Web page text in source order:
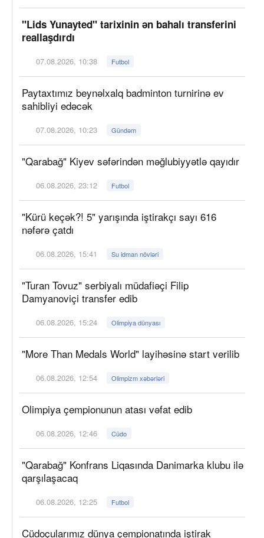
"Lids Yunayted" tarixinin ən bahalı transferini
reallaşdırdı
07.08.2026, 10:38 Futbol
Paytaxtımız beynəlxalq badminton turnirinə ev
sahibliyi edəcək
07.08.2026, 10:23 Gündəm
"Qarabağ" Kiyev səfərindən məğlubiyyətlə qayıdır
06.08.2026, 23:12 Futbol
"Kürü keçək?! 5" yarışında iştirakçı sayı 616
nəfərə çatdı
06.08.2026, 15:41 Su idman növləri
"Turan Tovuz" serbiyalı müdafiəçi Filip
Damyanoviçi transfer edib
06.08.2026, 15:24 Olimpiya dünyası
"More Than Medals World" layihəsinə start verilib
06.08.2026, 12:54 Olimpizm xəbərləri
Olimpiya çempionunun atası vəfat edib
06.08.2026, 12:46 Cüdo
"Qarabağ" Konfrans Liqasında Danimarka klubu ilə
qarşılaşacaq
06.08.2026, 12:25 Futbol
Cüdoçularımız dünya çempionatında iştirak